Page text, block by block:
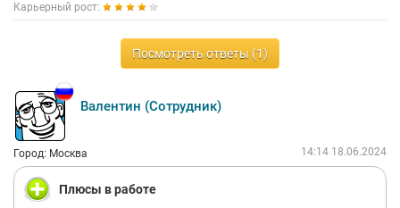
Карьерный рост:
Посмотреть ответы (1)
Валентин (Сотрудник)
Город: Москва 14:14 18.06.2024
Плюсы в работе